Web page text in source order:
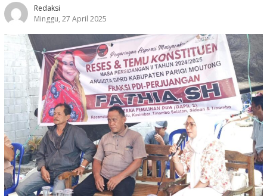
Redaksi
Minggu, 27 April 2025